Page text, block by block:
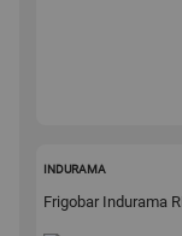
INDURAMA
Frigobar Indurama